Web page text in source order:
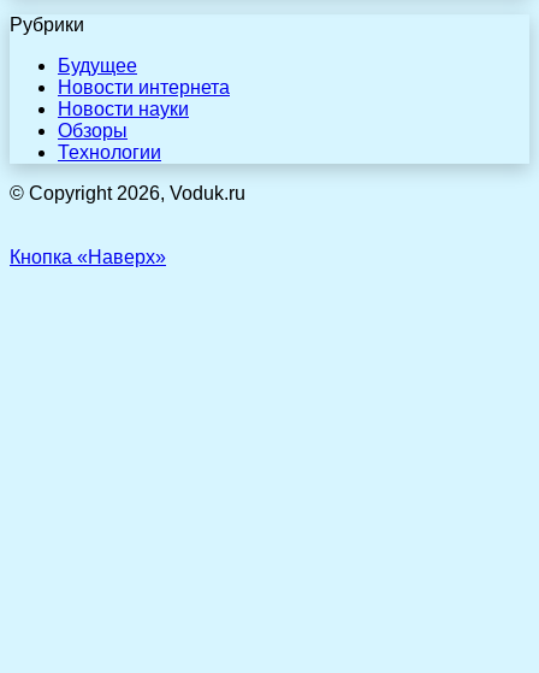
Рубрики
Будущее
Новости интернета
Новости науки
Обзоры
Технологии
© Copyright 2026, Voduk.ru
Кнопка «Наверх»